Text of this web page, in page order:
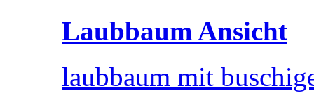
Laubbaum Ansicht
laubbaum mit